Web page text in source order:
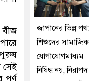
বীজ
পুরুষ
সেই
জাপানের ভিন্ন
শিশুদের সামাজিক
যোগাযোগমাধ্যম
নিষিদ্ধ নয়, নিরাপদ